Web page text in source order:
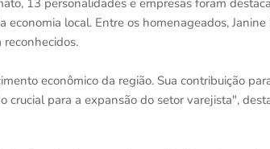
13 personalidades e empresas foram
local. Entre os homenageados,
econômico da região. Sua contribuição
crucial para a expansão do setor varejista",